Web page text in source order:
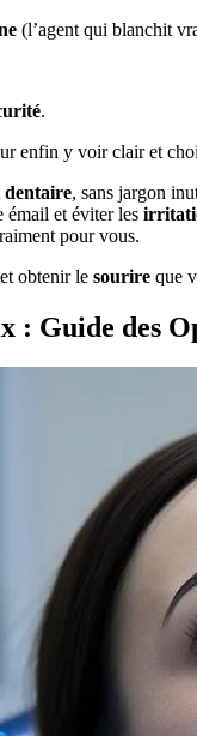
(l’agent qui blanchit
.
enfin y voir clair et
dentaire, sans jargon
émail et éviter les
pour vous.
obtenir le sourire que
Guide des